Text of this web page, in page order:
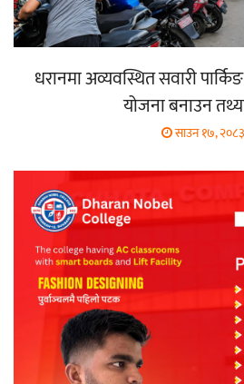
धरानमा अव्यवस्थित सवारी
योजना बनाउन
साउन १७, २०८३